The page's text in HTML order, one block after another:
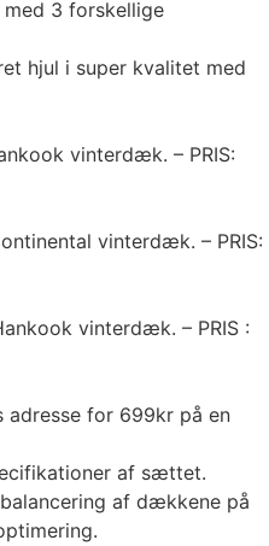
3 forskellige
hjul i super kvalitet med
vinterdæk. – PRIS:
vinterdæk. – PRIS:
vinterdæk. – PRIS :
for 699kr på en
af sættet.
af dækkene på